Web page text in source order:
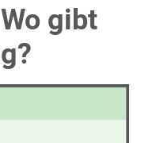
gibt